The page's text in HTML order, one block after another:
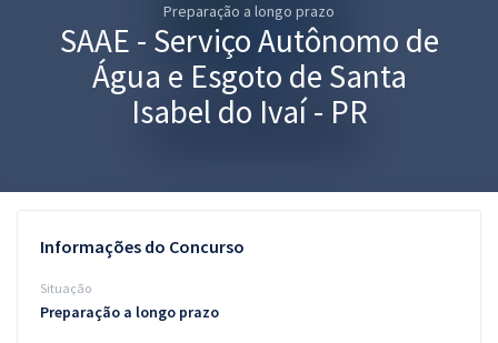
Graduação
Blog
Preparação a longo prazo
SAAE - Serviço Autônomo de
Água e Esgoto de Santa
Isabel do Ivaí - PR
Informações do Concurso
Situação
Preparação a longo prazo